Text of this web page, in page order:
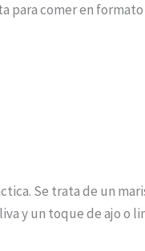
para comer en formato
Se trata de un
y un toque de ajo o